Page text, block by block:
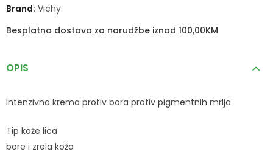
Brand: Vichy
Besplatna dostava za narudžbe iznad 100,00KM
OPIS
Intenzivna krema protiv bora protiv pigmentnih mrlja
Tip kože lica
bore i zrela koža